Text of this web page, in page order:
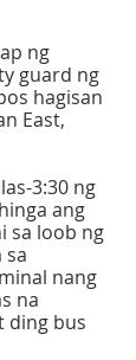
ng
guard ng
hagisan
East,
3:30 ng
ang
sa loob ng
sa
nang
na
ding bus